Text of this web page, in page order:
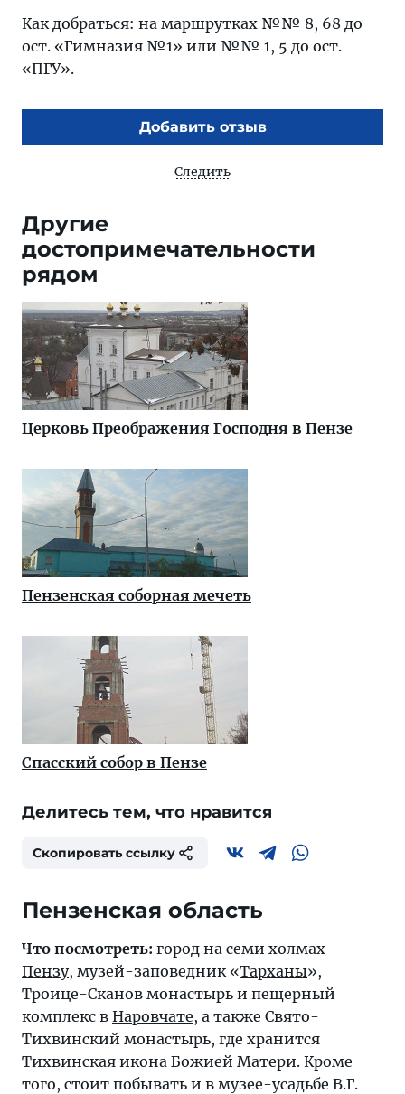
Как добраться: на маршрутках №№ 8, 68 до
ост. «Гимназия №1» или №№ 1, 5 до ост.
«ПГУ».
Добавить отзыв
Следить
Другие
достопримечательности
рядом
Церковь Преображения Господня в Пензе
Пензенская соборная мечеть
Спасский собор в Пензе
Делитесь тем, что нравится
Скопировать ссылку
Пензенская область
Что посмотреть: город на семи холмах —
Пензу, музей-заповедник «Тарханы»,
Троице-Сканов монастырь и пещерный
комплекс в Наровчате, а также Свято-
Тихвинский монастырь, где хранится
Тихвинская икона Божией Матери. Кроме
того, стоит побывать и в музее-усадьбе В.Г.